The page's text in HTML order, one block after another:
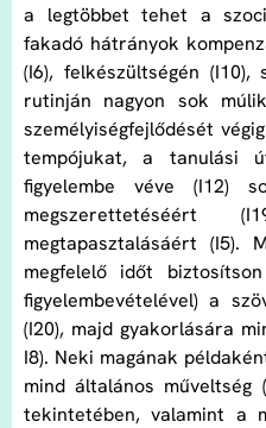
a legtöbbet tehet a
fakadó hátrányok
(I6), felkészültségén (I10),
rutinján nagyon sok
személyiségfejlődését
tempójukat, a tanulási
figyelembe véve (I12)
megszerettetéséért
megtapasztalásáért (I5).
megfelelő időt
figyelembevételével) a
(I20), majd gyakorlására
I8). Neki magának
mind általános műveltség
tekintetében, valamint a